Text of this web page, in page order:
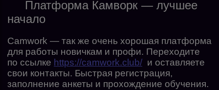
Платформа Камворк — лучшее
начало
Camwork — так же очень хорошая платформа
для работы новичкам и профи. Переходите
по ссылке https://camwork.club/ и оставляете
свои контакты. Быстрая регистрация,
заполнение анкеты и прохождение обучения.